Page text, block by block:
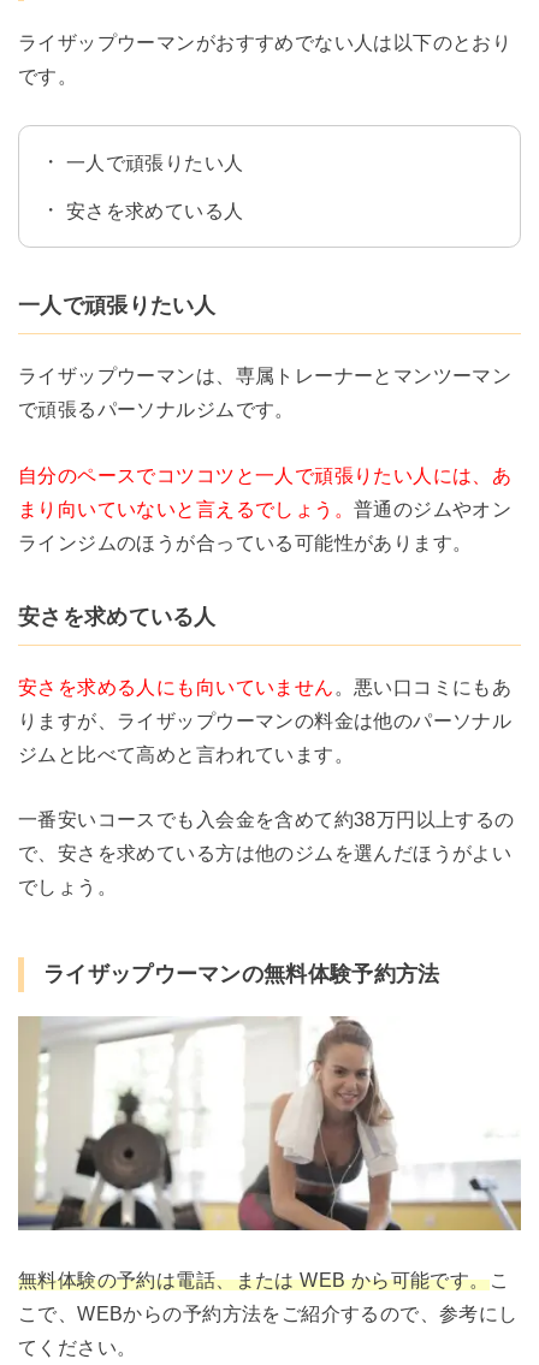
ライザップウーマンがおすすめでない人は以下のとおり
です。
一人で頑張りたい人
安さを求めている人
一人で頑張りたい人
ライザップウーマンは、専属トレーナーとマンツーマン
で頑張るパーソナルジムです。
自分のペースでコツコツと一人で頑張りたい人には、あ
まり向いていないと言えるでしょう。普通のジムやオン
ラインジムのほうが合っている可能性があります。
安さを求めている人
安さを求める人にも向いていません 。悪い口コミにもあ
りますが、ライザップウーマンの料金は他のパーソナル
ジムと比べて高めと言われています。
一番安いコースでも入会金を含めて約38万円以上するの
で、安さを求めている方は他のジムを選んだほうがよい
でしょう。
ライザップウーマンの無料体験予約方法
無料体験の予約は電話、または WEB から可能です。こ
こで、WEBからの予約方法をご紹介するので、参考にし
てください。